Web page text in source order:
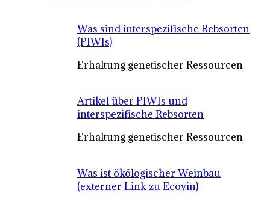
Was sind interspezifische Rebsorten
(PIWIs)
Erhaltung genetischer Ressourcen
Artikel über PIWIs und
interspezifische Rebsorten
Erhaltung genetischer Ressourcen
Was ist ökölogischer Weinbau
(externer Link zu Ecovin)